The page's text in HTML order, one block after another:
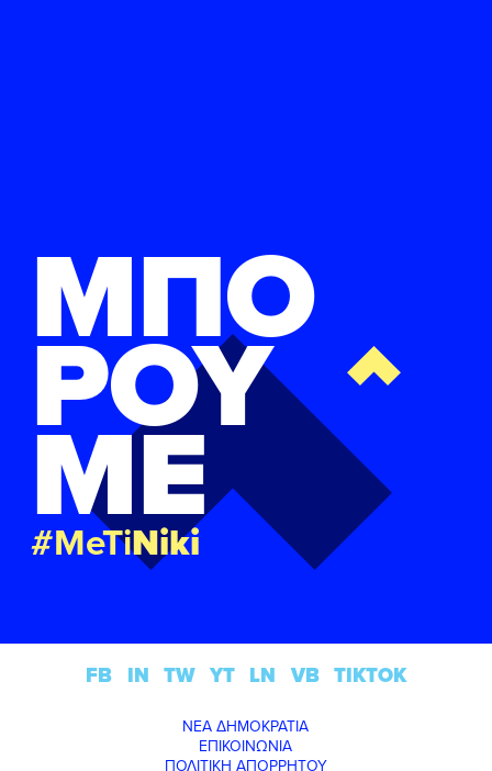
ΜΠΟ
ΡΟΥ
ΜΕ
#MeTiNiki
ΝΕΑ ΔΗΜΟΚΡΑΤΙΑ
ΕΠΙΚΟΙΝΩΝΙΑ
ΠΟΛΙΤΙΚΗ ΑΠΟΡΡΗΤΟΥ
FB IN TW YT LN VB TIKTOK